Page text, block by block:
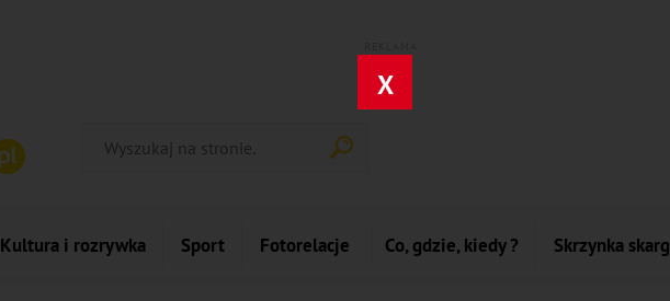
X
Kultura i rozrywka Sport Fotorelacje Co, gdzie, kiedy ? Skrzynka skarg